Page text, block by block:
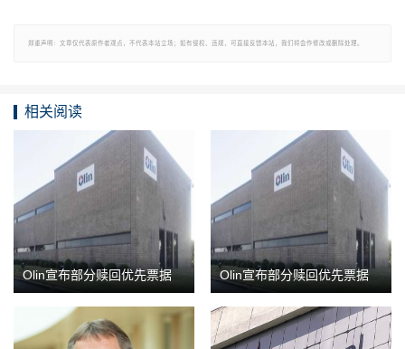
郑重声明：文章仅代表原作者观点，不代表本站立场；如有侵权、违规，可直接反馈本站，我们将会作修改或删除处理。
相关阅读
Olin宣布部分赎回优先票据 Olin宣布部分赎回优先票据